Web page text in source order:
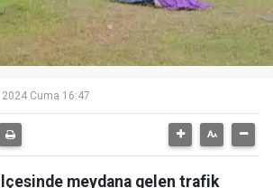
Cuma 16:47
meydana gelen trafik